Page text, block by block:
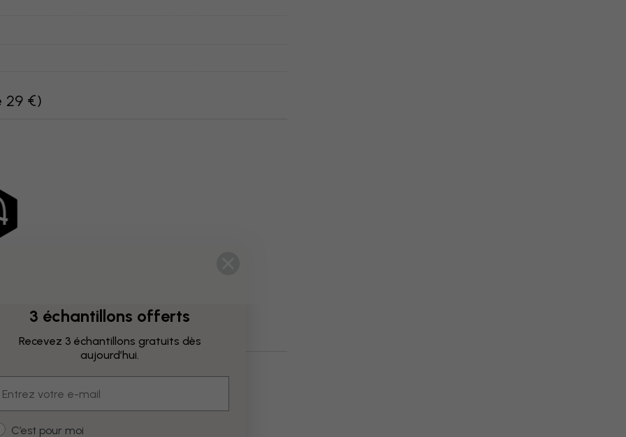
29 €)
3 échantillons offerts
Recevez 3 échantillons gratuits dès
aujourd’hui.
type
C’est pour moi